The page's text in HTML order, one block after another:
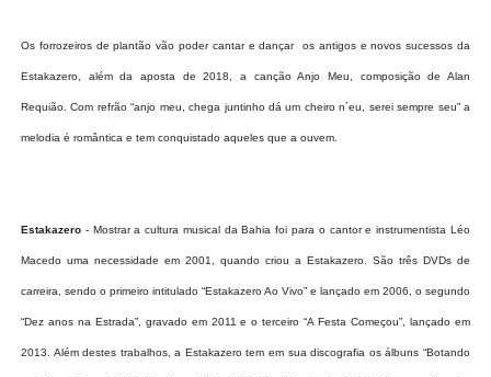
Os forrozeiros de plantão vão poder cantar e dançar os antigos e novos sucessos da
Estakazero, além da aposta de 2018, a canção Anjo Meu, composição de Alan
Requião. Com refrão “anjo meu, chega juntinho dá um cheiro n´eu, serei sempre seu” a
melodia é romântica e tem conquistado aqueles que a ouvem.
Estakazero- Mostrar a cultura musical da Bahia foi para o cantor e instrumentista Léo
Macedo uma necessidade em 2001, quando criou a Estakazero. São três DVDs de
carreira, sendo o primeiro intitulado “Estakazero Ao Vivo” e lançado em 2006, o segundo
“Dez anos na Estrada”, gravado em 2011 e o terceiro “A Festa Começou”, lançado em
2013. Além destes trabalhos, a Estakazero tem em sua discografia os álbuns “Botando